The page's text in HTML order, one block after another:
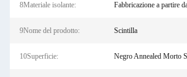
8Materiale isolante: Fabbricazione a partire
9Nome del prodotto: Scintilla
10Superficie: Negro Annealed Morto